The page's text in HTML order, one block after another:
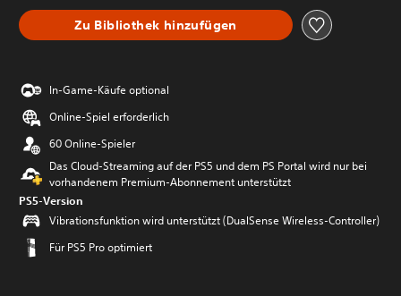
Zu Bibliothek hinzufügen
In-Game-Käufe optional
Online-Spiel erforderlich
60 Online-Spieler
Das Cloud-Streaming auf der PS5 und dem PS Portal wird nur bei
vorhandenem Premium-Abonnement unterstützt
PS5-Version
Vibrationsfunktion wird unterstützt (DualSense Wireless-Controller)
Für PS5 Pro optimiert